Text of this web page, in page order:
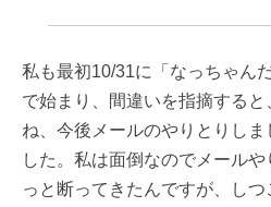
私も最初10/31に「なっちゃん
で始まり、間違いを指摘する
ね、今後メールのやりとりしま
した。私は面倒なのでメール
っと断ってきたんですが、し